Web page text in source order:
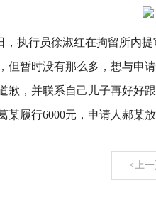
执行员徐淑红在拘留所内提
但暂时没有那么多，想与申
歉，并联系自己儿子再好好
某履行6000元，申请人郝某
<上一